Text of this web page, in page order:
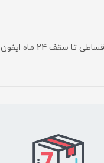
معرفی ایفون 13promax , توضیحات ایفون امکان خریداقساطی تا سقف 24 ماه ایفون